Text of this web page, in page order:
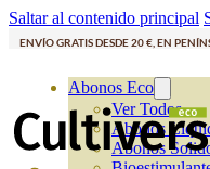
Saltar al contenido principal
ENVÍO GRATIS DESDE 20 €, EN
Abonos Eco
Ver Todos
Abonos
Abonos